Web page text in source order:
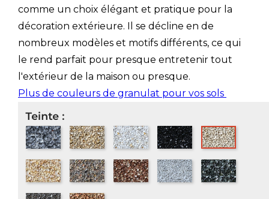
comme un choix élégant et pratique pour la
décoration extérieure. Il se décline en de
nombreux modèles et motifs différents, ce qui
le rend parfait pour presque entretenir tout
l'extérieur de la maison ou presque.
Plus de couleurs de granulat pour vos sols